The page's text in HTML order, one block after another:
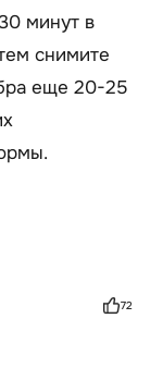
минут в
снимите
еще 20-25
72